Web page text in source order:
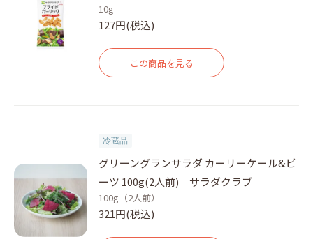
10g
127円(税込)
この商品を見る
冷蔵品
グリーングランサラダ カーリーケール&ビ
ーツ 100g(2人前)｜サラダクラブ
100g（2人前）
321円(税込)